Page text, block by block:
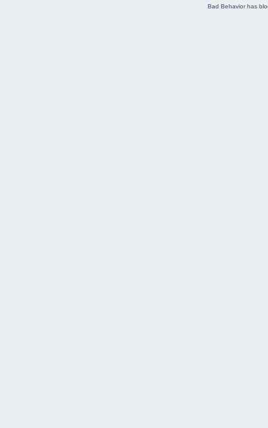
Bad Behaviorhas